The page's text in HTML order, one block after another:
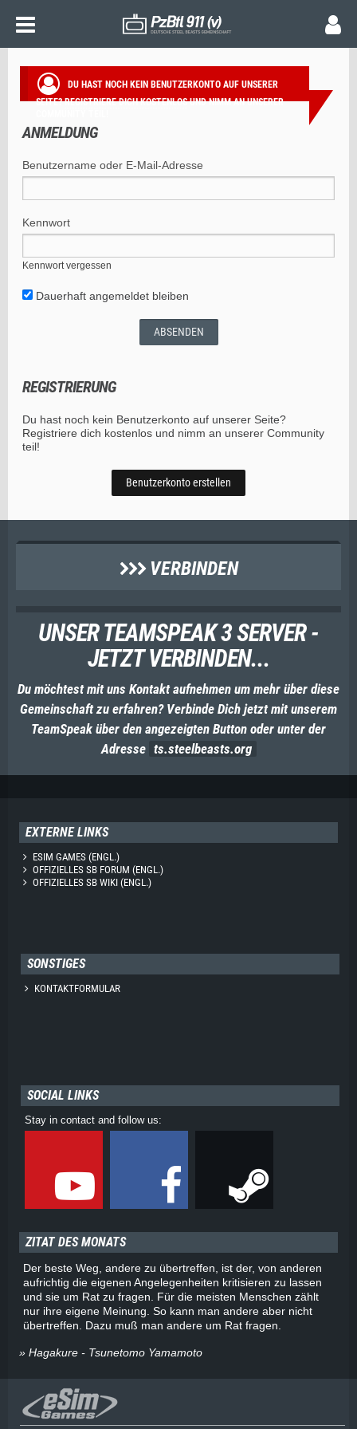
DU HAST NOCH KEIN BENUTZERKONTO AUF UNSERER
SEITE?REGISTRIERE DICH KOSTENLOSUND NIMM AN UNSERER
ANMELDUNG
ANMELDUNG
Benutzername oder E-Mail-Adresse
Kennwort
Kennwort vergessen
Dauerhaft angemeldet bleiben
REGISTRIERUNG
Du hast noch kein Benutzerkonto auf unserer Seite?
Registriere dich kostenlos und nimm an unserer Community
teil!
Benutzerkonto erstellen
VERBINDEN
UNSER TEAMSPEAK 3 SERVER -
JETZT VERBINDEN...
Du möchtest mit uns Kontakt aufnehmen um mehr über diese
Gemeinschaft zu erfahren? Verbinde Dich jetzt mit unserem
TeamSpeak über den angezeigten Button oder unter der
Adresse ts.steelbeasts.org
EXTERNE LINKS
ESIM GAMES (ENGL.)
OFFIZIELLES SB FORUM (ENGL.)
OFFIZIELLES SB WIKI (ENGL.)
SONSTIGES
KONTAKTFORMULAR
SOCIAL LINKS
Stay in contact and follow us:
ZITAT DES MONATS
Der beste Weg, andere zu übertreffen, ist der, von anderen
aufrichtig die eigenen Angelegenheiten kritisieren zu lassen
und sie um Rat zu fragen. Für die meisten Menschen zählt
nur ihre eigene Meinung. So kann man andere aber nicht
übertreffen. Dazu muß man andere um Rat fragen.
» Hagakure - Tsunetomo Yamamoto